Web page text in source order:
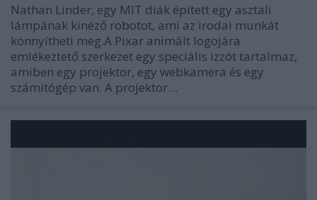
Nathan Linder, egy MIT diák épített egy asztali
lámpának kinéző robotot, ami az irodai munkát
könnyítheti meg.A Pixar animált logojára
emlékeztető szerkezet egy speciális izzót tartalmaz,
amiben egy projektor, egy webkamera és egy
számítógép van. A projektor…